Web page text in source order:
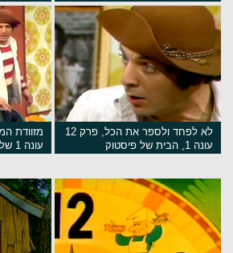
לא לפחד ולספר את הכל, פרק 12
עונה 1, הבית של פיסטוק
עונה 1 של הבית של פיסטוק